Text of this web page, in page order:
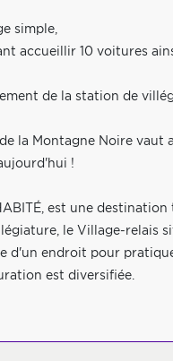
simple,
accueillir 10 voitures
de la station de
la Montagne Noire vaut
!
est une
le Village-relais
d'un endroit pour
est diversifiée.